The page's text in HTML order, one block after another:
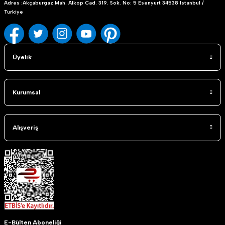
Adres :Akçaburgaz Mah. Alkop Cad. 319. Sok. No: 5 Esenyurt 34538 Istanbul /
Turkiye
Üyelik
Kurumsal
Alışveriş
E-Bülten Aboneliği